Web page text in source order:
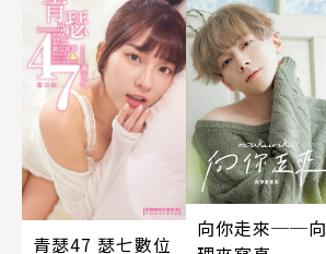
青瑟47 瑟七數位
向你走來──向